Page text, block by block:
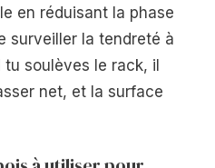
en réduisant la phase
surveiller la tendreté à
soulèves le rack, il
net, et la surface